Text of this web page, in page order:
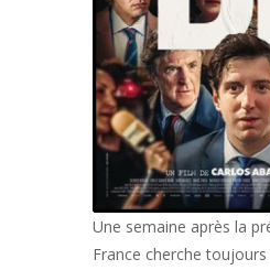
Une semaine après la
France cherche